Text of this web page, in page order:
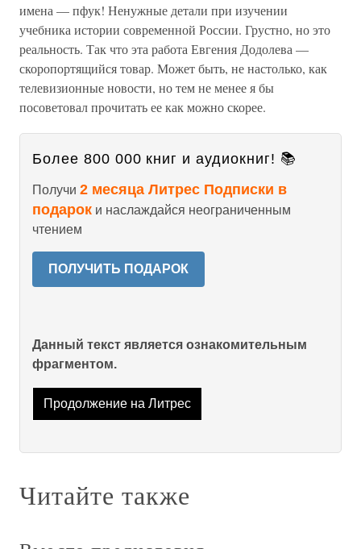
имена — пфук! Ненужные детали при изучении
учебника истории современной России. Грустно, но это
реальность. Так что эта работа Евгения Додолева —
скоропортящийся товар. Может быть, не настолько, как
телевизионные новости, но тем не менее я бы
посоветовал прочитать ее как можно скорее.
Более 800 000 книг и аудиокниг! 📚
Получи 2 месяца Литрес Подписки в
подарок и наслаждайся неограниченным
чтением
ПОЛУЧИТЬ ПОДАРОК
Данный текст является ознакомительным
фрагментом.
Продолжение на Литрес
Читайте также